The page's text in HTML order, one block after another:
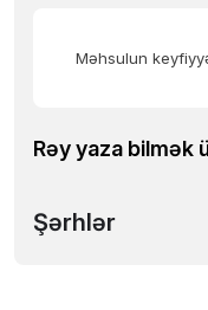
Məhsulun
Rəy yaza bilmək
Şərhlər